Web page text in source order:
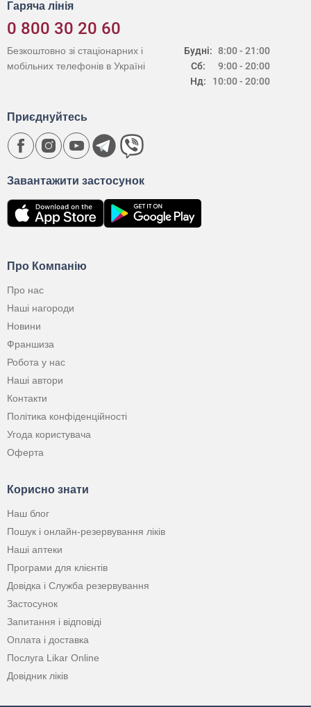
Гаряча лінія
0 800 30 20 60
Будні:
Сб:
Нд:
8:00 - 21:00
9:00 - 20:00
10:00 - 20:00
Безкоштовно зі стаціонарних і
мобільних телефонів в Україні
Про Компанію
Про нас
Наші нагороди
Новини
Франшиза
Робота у нас
Наші автори
Контакти
Політика конфіденційності
Угода користувача
Оферта
Корисно знати
Наш блог
Пошук і онлайн-резервування ліків
Наші аптеки
Програми для клієнтів
Довідка і Служба резервування
Застосунок
Запитання і відповіді
Оплата і доставка
Послуга Likar Online
Довідник ліків
Завантажити застосунок
Приєднуйтесь